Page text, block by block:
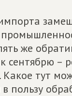
же
сентябрю –
Какое тут
в пользу